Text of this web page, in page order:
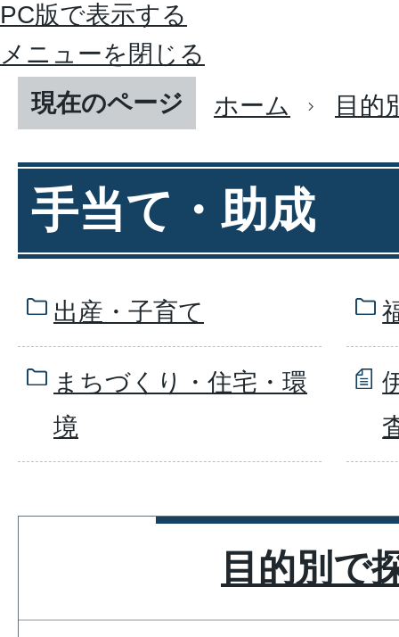
PC版で表示する
メニューを閉じる
現在のページ
ホーム 目的
手当て・助成
出産・子育て
まちづくり・住宅・環
境
目的別で